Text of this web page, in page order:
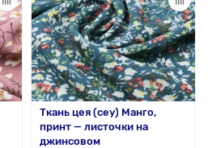
Ткань цея (cey) Манго,
принт — листочки на
джинсовом